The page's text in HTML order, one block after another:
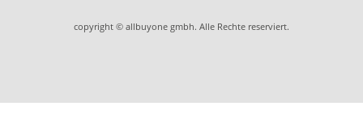
copyright © allbuyone gmbh. Alle Rechte reserviert.